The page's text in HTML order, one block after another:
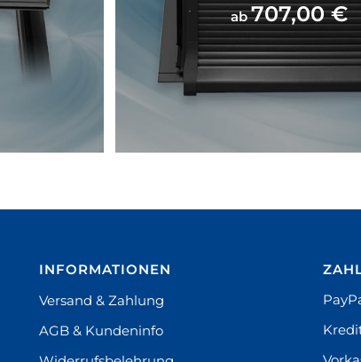
ab707,00€
INFORMATIONEN
Versand & Zahlung
AGB & Kundeninfo